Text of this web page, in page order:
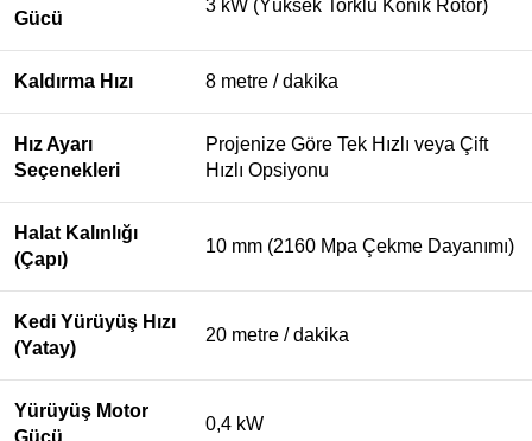
Gücü
3 kW (Yüksek Torklu Konik Rotor)
Kaldırma Hızı 8 metre / dakika
Hız Ayarı
Seçenekleri
Projenize Göre Tek Hızlı veya Çift
Hızlı Opsiyonu
Halat Kalınlığı
(Çapı)
10 mm (2160 Mpa Çekme Dayanımı)
Kedi Yürüyüş Hızı
(Yatay)
20 metre / dakika
Yürüyüş Motor
0,4 kW